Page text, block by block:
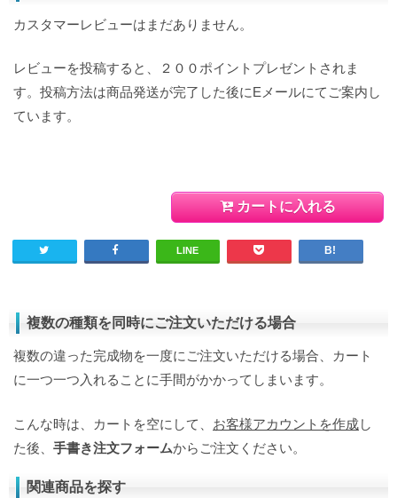
カスタマーレビューはまだありません。
レビューを投稿すると、２００ポイントプレゼントされま
す。投稿方法は商品発送が完了した後にEメールにてご案内し
ています。
カートに入れる
LINE
複数の種類を同時にご注文いただける場合
複数の違った完成物を一度にご注文いただける場合、カート
に一つ一つ入れることに手間がかかってしまいます。
こんな時は、カートを空にして、 お客様アカウントを作成し
た後、 手書き注文フォームからご注文ください。
関連商品を探す